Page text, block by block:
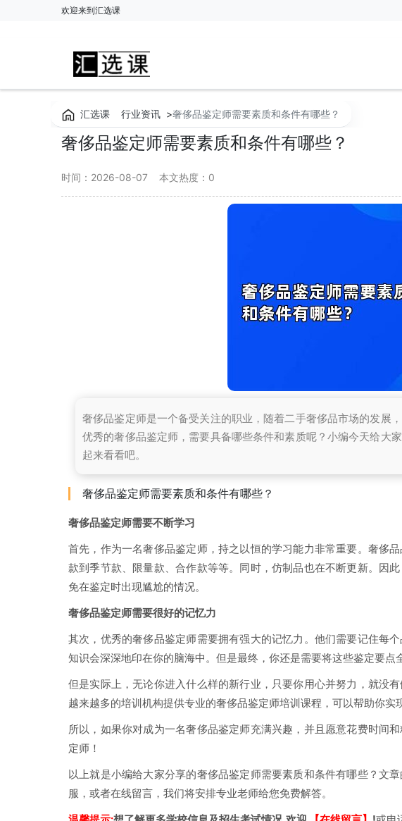
欢迎来到汇选课
汇选课 行业资讯 >奢侈品鉴定师需要素质和条件有哪些？
奢侈品鉴定师需要素质和条件有哪些？
时间：2026-08-07 本文热度： 0
奢侈品鉴定师是一个备受关注的职业，随着二手奢侈品市场的发展
优秀的奢侈品鉴定师，需要具备哪些条件和素质呢？小编今天给大
起来看看吧。
奢侈品鉴定师需要素质和条件有哪些？
奢侈品鉴定师需要不断学习
首先，作为一名奢侈品鉴定师，持之以恒的学习能力非常重要。奢侈
款到季节款、限量款、合作款等等。同时，仿制品也在不断更新。因
免在鉴定时出现尴尬的情况。
奢侈品鉴定师需要很好的记忆力
其次，优秀的奢侈品鉴定师需要拥有强大的记忆力。他们需要记住每
知识会深深地印在你的脑海中。但是最终，你还是需要将这些鉴定要点
但是实际上，无论你进入什么样的新行业，只要你用心并努力，就没
越来越多的培训机构提供专业的奢侈品鉴定师培训课程，可以帮助你实
所以，如果你对成为一名奢侈品鉴定师充满兴趣，并且愿意花费时间
定师！
以上就是小编给大家分享的奢侈品鉴定师需要素质和条件有哪些？文
服，或者在线留言，我们将安排专业老师给您免费解答。